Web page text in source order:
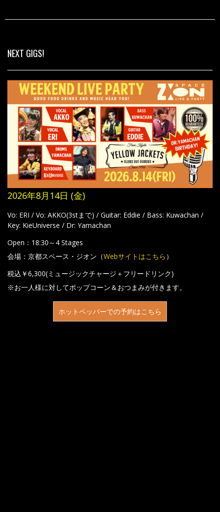
NEXT GIGS!
2026年8月14日 (金)
Vo: ERI / Vo: AKKO(3stまで) / Guitar: Eddie / Bass: Kuwachan /
Key: KieUniverse / Dr: Yamachan
Open：18:30～4 Stages
会場：京都スペース・ジオン（Webサイトはこちら ）
税込￥6,300(ミュージックチャージ＋フリードリンク)
※お一人様に対してポップコーン＆おつまみが付きます。
ホットペッパーでの予約はこちら